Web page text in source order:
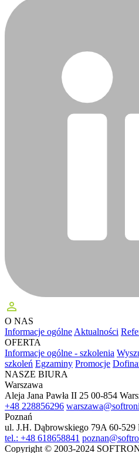
perm_identity
O NAS
Informacje ogólne Aktualności
OFERTA
Informacje ogólne - szkolenia
szkoleń Egzaminy Promocje
NASZE BIURA
Warszawa
Aleja Jana Pawła II 25 00-854
+48 228856296
Poznań
ul. J.H. Dąbrowskiego 79A 60-529
tel.: +48 618658841
Copyright © 2003-2024